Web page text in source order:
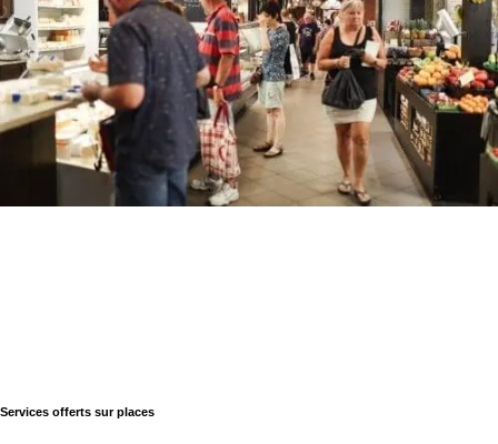
Services offerts sur places